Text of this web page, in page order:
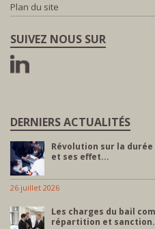
Plan du site
SUIVEZ NOUS SUR
DERNIERS ACTUALITÉS
Révolution sur la durée
et ses effet...
26 juillet 2026
Les charges du bail
répartition et